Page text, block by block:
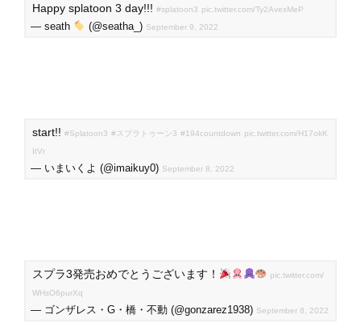
Happy splatoon 3 day!!! #splatoon3 pic.twitter.com/Ty2AvexMeP
— seath (@seatha_) September 9, 2022
start!! #Splatoon3 #スプラトゥーン3 #194countdown pic.twitter.com/H17okK
ItVr
— いまいくよ (@imaikuy0) September 8, 2022
スプラ3発売おめでとうございます！
pic.twitter.com/
WHsO6purXq
— ゴンザレス・G・橋・不動 (@gonzarez1938) September 8, 2022